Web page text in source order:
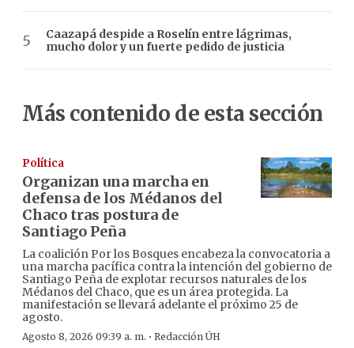
Caazapá despide a Roselín entre lágrimas,
mucho dolor y un fuerte pedido de justicia
Más contenido de esta sección
Política
Organizan una marcha en
defensa de los Médanos del
Chaco tras postura de
Santiago Peña
La coalición Por los Bosques encabeza la convocatoria a
una marcha pacífica contra la intención del gobierno de
Santiago Peña de explotar recursos naturales de los
Médanos del Chaco, que es un área protegida. La
manifestación se llevará adelante el próximo 25 de
agosto.
Agosto 8, 2026 09:39 a. m. · Redacción ÚH